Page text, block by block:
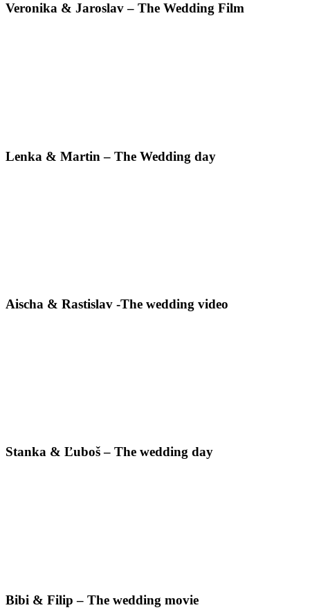
Veronika & Jaroslav – The Wedding Film
Lenka & Martin – The Wedding day
Aischa & Rastislav -The wedding video
Stanka & Ľuboš – The wedding day
Bibi & Filip – The wedding movie